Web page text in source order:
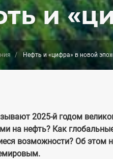
и
Нефть и «цифра» в новой
2025-й годом
на нефть? Как
возможности? Об этом